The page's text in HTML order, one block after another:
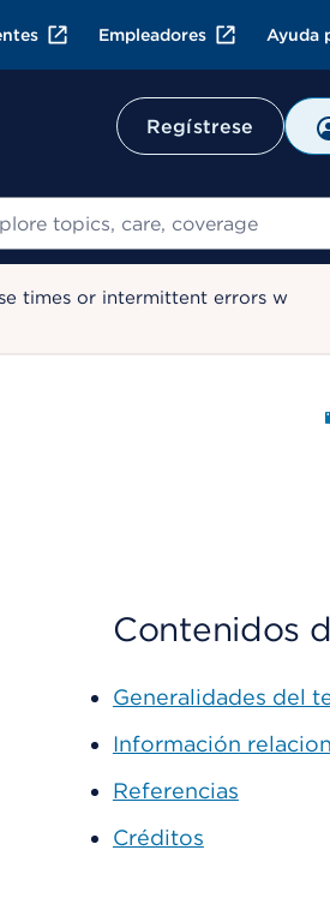
Empleadores Ayuda
Regístrese
times or intermittent errors w
Contenidos
Generalidades del
Información
Referencias
Créditos